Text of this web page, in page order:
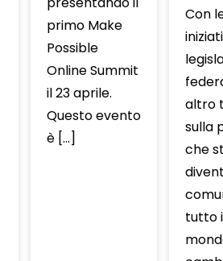
primo Make
Possible
Online Summit
il 23 aprile.
Questo evento
è […]
Con
altro
sulla
che
tutto